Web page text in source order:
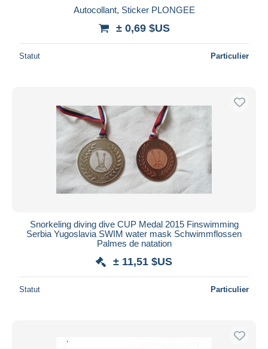
Autocollant, Sticker PLONGEE
± 0,69 $US
Statut Particulier
Snorkeling diving dive CUP Medal 2015 Finswimming
Serbia Yugoslavia SWIM water mask Schwimmflossen
Palmes de natation
± 11,51 $US
Statut Particulier